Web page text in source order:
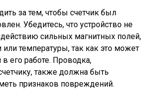
за тем, чтобы счетчик был
Убедитесь, что устройство не
сильных магнитных полей,
или температуры, так как это может
его работе. Проводка,
также должна быть
признаков повреждений.